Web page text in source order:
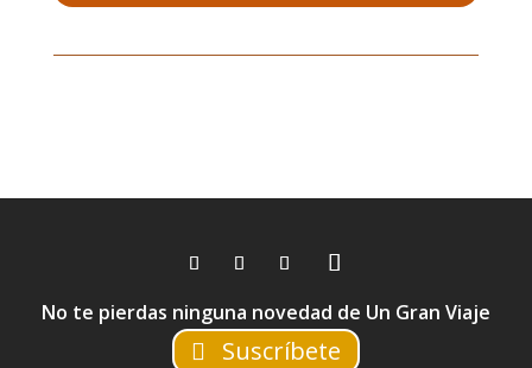
No te pierdas ninguna novedad de Un Gran Viaje
Suscríbete